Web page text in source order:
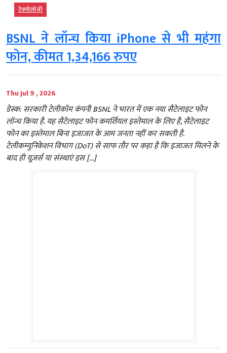
टेक्‍नोलॉजी
BSNL ने लॉन्च किया iPhone से भी महंगा
फोन, कीमत 1,34,166 रुपए
Thu Jul 9 , 2026
डेस्क: सरकारी टेलीकॉम कंपनी BSNL ने भारत में एक नया सैटेलाइट फोन
लॉन्च किया है. यह सैटेलाइट फोन कमर्शियल इस्तेमाल के लिए है, सैटेलाइट
फोन का इस्तेमाल बिना इजाजत के आम जनता नहीं कर सकती है.
टेलीकम्युनिकेशन विभाग (DoT) से साफ तौर पर कहा है कि इजाजत मिलने के
बाद ही यूज़र्स या संस्थाएं इस […]